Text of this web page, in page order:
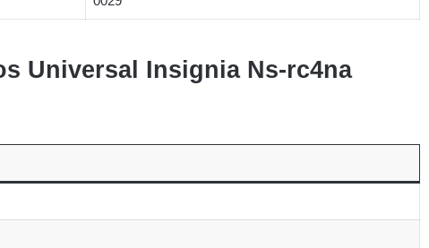
Universal Insignia Ns-rc4na